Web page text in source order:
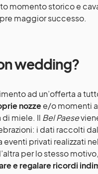
momento storico e
maggior successo.
wedding?
ad un’offerta a
nozzee/o momenti
di miele. Il Bel Paese
i dati raccolti
eventi privati realizzati
per lo stesso
e regalare ricordi